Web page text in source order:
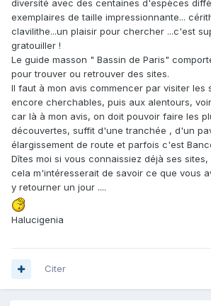
diversité avec des centaines d'espèces
exemplaires de taille impressionnante...
clavilithe...un plaisir pour chercher ...c'est
gratouiller !
Le guide masson " Bassin de Paris"
pour trouver ou retrouver des sites.
Il faut à mon avis commencer par visiter les
encore cherchables, puis aux alentours,
car là à mon avis, on doit pouvoir faire les
découvertes, suffit d'une tranchée , d'un
élargissement de route et parfois c'est
Dîtes moi si vous connaissiez déjà ses
cela m'intéresserait de savoir ce que vous
y retourner un jour ....
Halucigenia
Citer